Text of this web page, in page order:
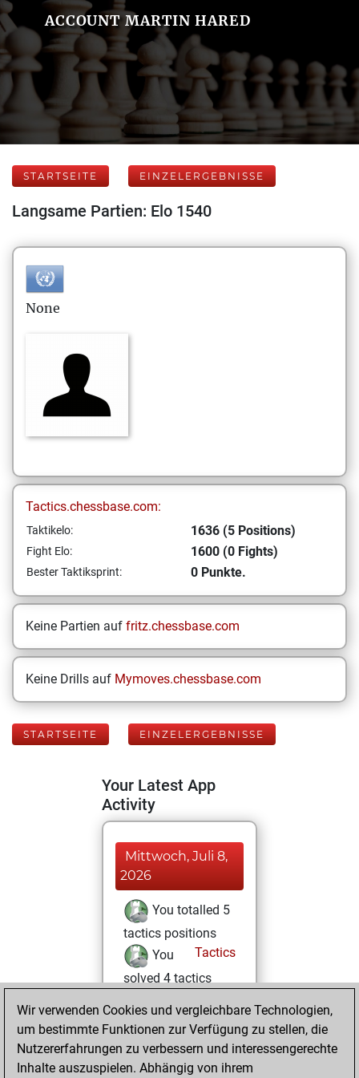
ACCOUNT MARTIN HARED
STARTSEITE EINZELERGEBNISSE
Langsame Partien: Elo 1540
None
Tactics.chessbase.com:
Taktikelo: 1636 (5 Positions)
Fight Elo: 1600 (0 Fights)
Bester Taktiksprint: 0 Punkte.
Keine Partien auf fritz.chessbase.com
Keine Drills auf Mymoves.chessbase.com
STARTSEITE EINZELERGEBNISSE
Your Latest App
Activity
Mittwoch, Juli 8,
2026
You totalled 5
tactics positions
Tactics
You
solved 4 tactics
You achieved
an Elo of 1635 in
tactics positions
Wir verwenden Cookies und vergleichbare Technologien,
um bestimmte Funktionen zur Verfügung zu stellen, die
Nutzererfahrungen zu verbessern und interessengerechte
Inhalte auszuspielen. Abhängig von ihrem